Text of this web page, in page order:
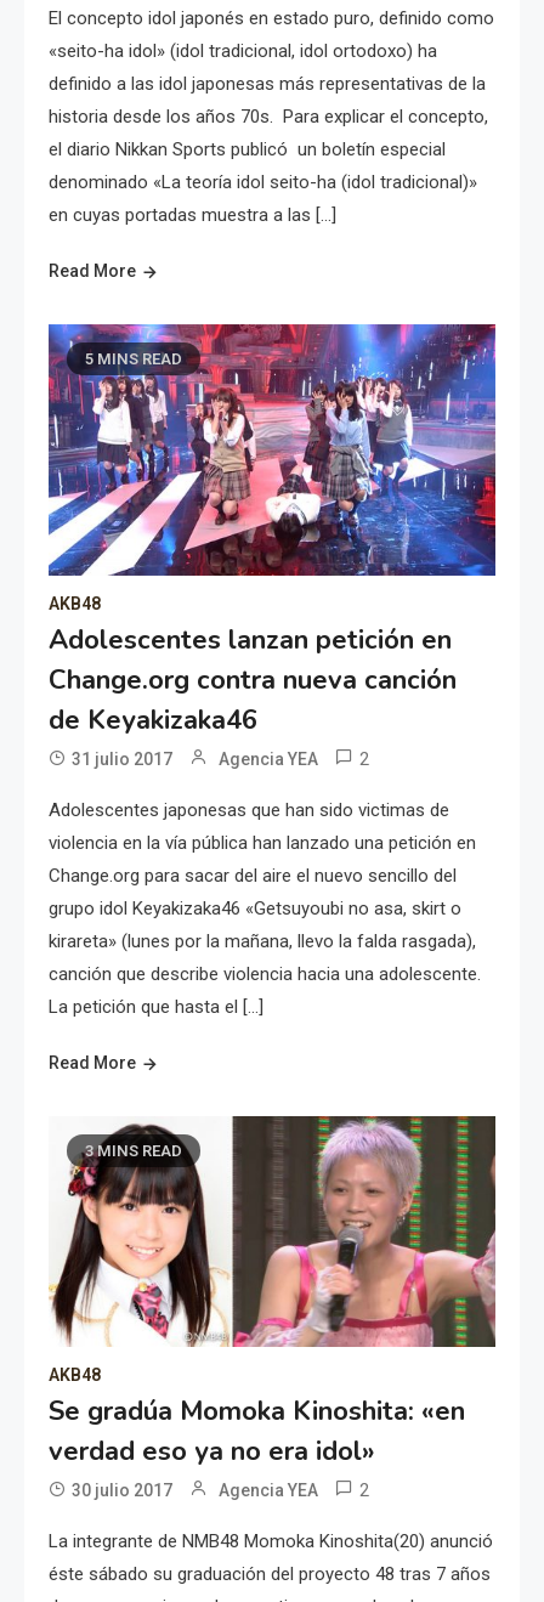
El concepto idol japonés en estado puro, definido como
«seito-ha idol» (idol tradicional, idol ortodoxo) ha
definido a las idol japonesas más representativas de la
historia desde los años 70s. Para explicar el concepto,
el diario Nikkan Sports publicó un boletín especial
denominado «La teoría idol seito-ha (idol tradicional)»
en cuyas portadas muestra a las […]
Read More
5 MINS READ
AKB48
Adolescentes lanzan petición en
Change.org contra nueva canción
de Keyakizaka46
31 julio 2017 Agencia YEA 2
Adolescentes japonesas que han sido victimas de
violencia en la vía pública han lanzado una petición en
Change.org para sacar del aire el nuevo sencillo del
grupo idol Keyakizaka46 «Getsuyoubi no asa, skirt o
kirareta» (lunes por la mañana, llevo la falda rasgada),
canción que describe violencia hacia una adolescente.
La petición que hasta el […]
Read More
3 MINS READ
AKB48
Se gradúa Momoka Kinoshita: «en
verdad eso ya no era idol»
30 julio 2017 Agencia YEA 2
La integrante de NMB48 Momoka Kinoshita(20) anunció
éste sábado su graduación del proyecto 48 tras 7 años